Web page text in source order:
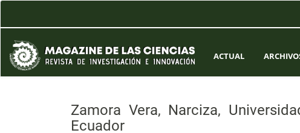
Contenido
principal
Barra
lateral
ACTUAL
Zamora Vera, Narciza,
Ecuador